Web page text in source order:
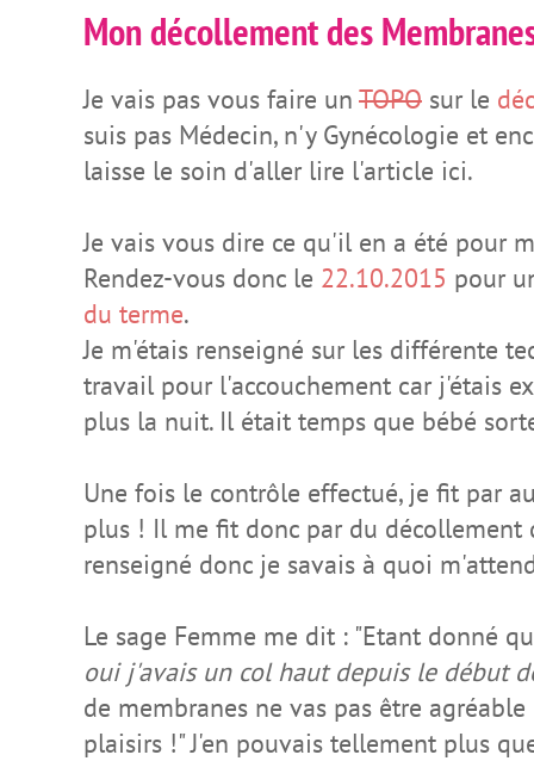
Mon décollement des
Je vais pas vous faire un TOPO sur le
suis pas Médecin, n'y Gynécologie et
laisse le soin d'aller lire l'article ici.
Je vais vous dire ce qu'il en a été pour
Rendez-vous donc le 22.10.2015 pour
du terme.
Je m'étais renseigné sur les différente
travail pour l'accouchement car j'étais
plus la nuit. Il était temps que bébé
Une fois le contrôle effectué, je fit par
plus ! Il me fit donc par du décollement
renseigné donc je savais à quoi
Le sage Femme me dit : "Etant donné
oui j'avais un col haut depuis le début
de membranes ne vas pas être
plaisirs !" J'en pouvais tellement plus